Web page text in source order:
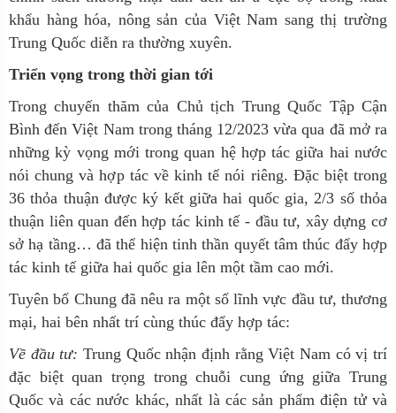
khẩu hàng hóa, nông sản của Việt Nam sang thị trường
Trung Quốc diễn ra thường xuyên.
Triển vọng trong thời gian tới
Trong chuyến thăm của Chủ tịch Trung Quốc Tập Cận
Bình đến Việt Nam trong tháng 12/2023 vừa qua đã mở ra
những kỳ vọng mới trong quan hệ hợp tác giữa hai nước
nói chung và hợp tác về kinh tế nói riêng. Đặc biệt trong
36 thỏa thuận được ký kết giữa hai quốc gia, 2/3 số thỏa
thuận liên quan đến hợp tác kinh tế - đầu tư, xây dựng cơ
sở hạ tầng… đã thể hiện tinh thần quyết tâm thúc đẩy hợp
tác kinh tế giữa hai quốc gia lên một tầm cao mới.
Tuyên bố Chung đã nêu ra một số lĩnh vực đầu tư, thương
mại, hai bên nhất trí cùng thúc đẩy hợp tác:
Về đầu tư: Trung Quốc nhận định rằng Việt Nam có vị trí
đặc biệt quan trọng trong chuỗi cung ứng giữa Trung
Quốc và các nước khác, nhất là các sản phẩm điện tử và